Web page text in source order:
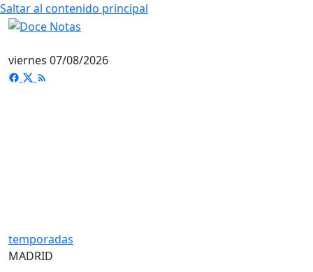
Saltar al contenido principal
viernes 07/08/2026
temporadas
MADRID